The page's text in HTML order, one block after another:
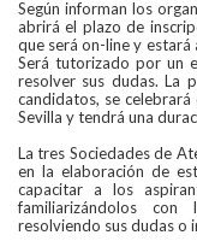
Según informan los
abrirá el plazo de
que será on-line y
Será tutorizado por un
resolver sus dudas. La
candidatos, se
Sevilla y tendrá una
La tres Sociedades de
en la elaboración de
capacitar a los
familiarizándolos
resolviendo sus dudas o